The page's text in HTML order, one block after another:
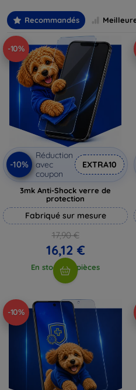
Recommandés
-10%
-10%
Réduction
avec
coupon
EXTRA10
3mk Anti-Shock verre de
protection
Fabriqué sur mesure
17,90 €
16,12 €
En stock > 5 pièces
-10%